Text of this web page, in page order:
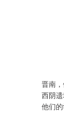
晋南
西阴
他们的